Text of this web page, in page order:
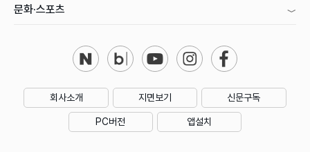
문화·스포츠
회사소개 지면보기 신문구독
PC버전 앱설치